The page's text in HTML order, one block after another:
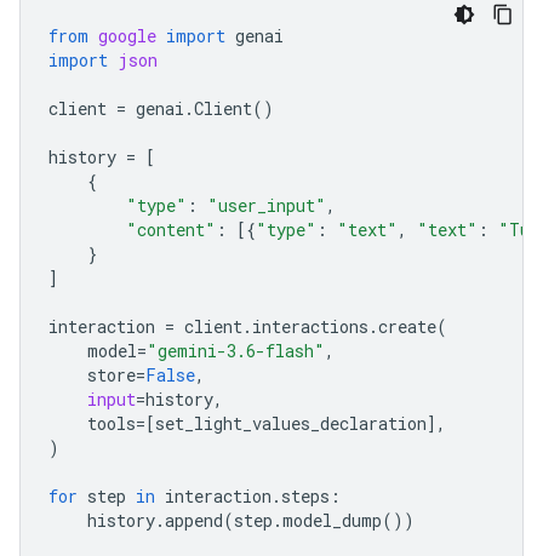
from google import genai
import json
client = genai .Client()
history =
[
{
"type" : "user_input" ,
"content" : [{"type" : "text" , "text" :
}
]
interaction = client. interactions .create(
model="gemini-3.6-flash" ,
store=False,
input=history,
tools= [set_light_values_declaration],
)
for step in interaction . steps :
history.append(step .model_dump())